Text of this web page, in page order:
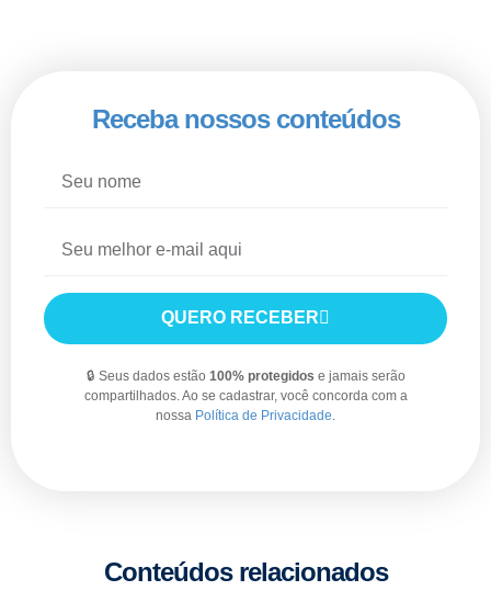
Receba nossos conteúdos
QUERO RECEBER
🔒 Seus dados estão 100% protegidos e jamais serão
compartilhados. Ao se cadastrar, você concorda com a
nossa Política de Privacidade
Conteúdos relacionados